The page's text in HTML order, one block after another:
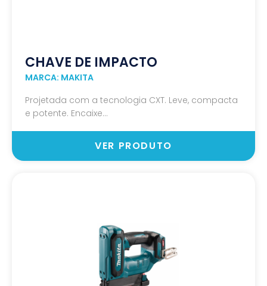
CHAVE DE IMPACTO
MARCA: MAKITA
Projetada com a tecnologia CXT. Leve, compacta
e potente. Encaixe...
VER PRODUTO